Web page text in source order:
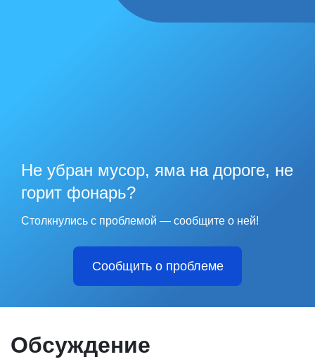
Не убран мусор, яма на дороге, не
горит фонарь?
Столкнулись с проблемой — сообщите о ней!
Сообщить о проблеме
Обсуждение